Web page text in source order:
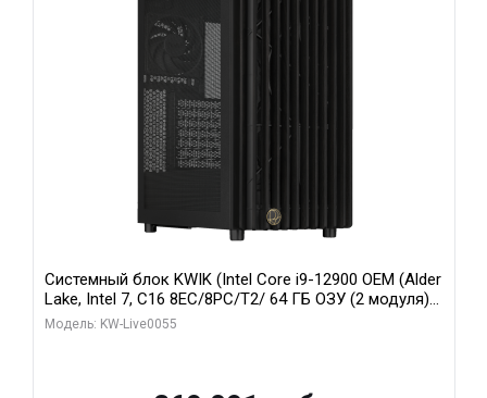
Системный блок KWIK (Intel Core i9-12900 OEM (Alder
Lake, Intel 7, C16 8EC/8PC/T2/ 64 ГБ ОЗУ (2 модуля)/
MSI RTX5080 SHADOW 3X OC 16GB GDDR7 256bit 3xDP
Модель: KW-Live0055